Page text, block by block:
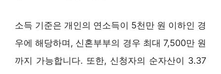
소득 기준은 개인의 연소득이 5천만 원 이하인 경
우에 해당하며, 신혼부부의 경우 최대 7,500만 원
까지 가능합니다. 또한, 신청자의 순자산이 3.37